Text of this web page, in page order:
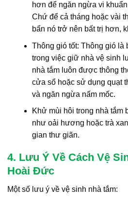
hơn để ngăn ngừa vi
Chứ để cả tháng hoặc vài
bẩn nó trở nên bất trị hơn,
Thông gió tốt: Thông gió là
trong việc giữ nhà vệ sinh
nhà tắm luôn được thông
cửa sổ hoặc sử dụng quạt
và ngăn ngừa nấm mốc.
Khử mùi hôi trong nhà tắm
như oải hương hoặc trà
gian thư giãn.
4. Lưu Ý Về Cách Vệ
Hoài Đức
Một số lưu ý về vệ sinh nhà tắm: